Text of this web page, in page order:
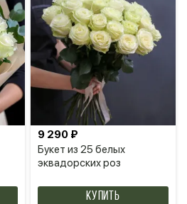
Букет из 25 белых
эквадорских роз
9 290 ₽
КУПИТЬ